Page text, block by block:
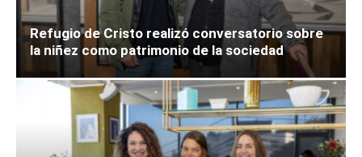
Refugio de Cristo realizó conversatorio sobre
la niñez como patrimonio de la sociedad